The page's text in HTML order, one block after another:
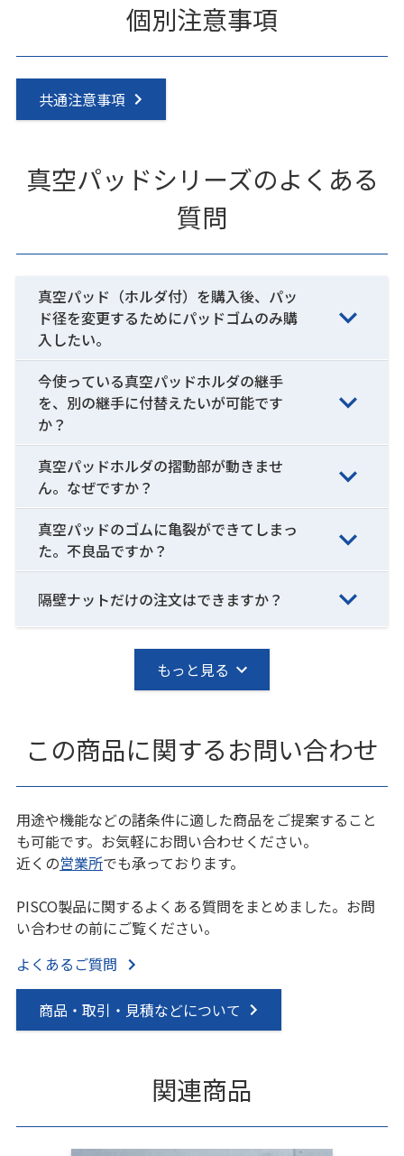
個別注意事項
共通注意事項
真空パッドシリーズのよくある
質問
真空パッド（ホルダ付）を購入後、パッ
ド径を変更するためにパッドゴムのみ購
入したい。
今使っている真空パッドホルダの継手
を、別の継手に付替えたいが可能です
か？
真空パッドホルダの摺動部が動きませ
ん。なぜですか？
真空パッドのゴムに亀裂ができてしまっ
た。不良品ですか？
隔壁ナットだけの注文はできますか？
もっと見る
この商品に関するお問い合わせ
用途や機能などの諸条件に適した商品をご提案すること
も可能です。お気軽にお問い合わせください。
近くの営業所でも承っております。
PISCO製品に関するよくある質問をまとめました。お問
い合わせの前にご覧ください。
よくあるご質問
商品・取引・見積などについて
関連商品